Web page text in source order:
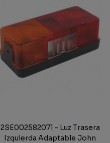
2SE002582071 - Luz Trasera
Izquierda Adaptable John